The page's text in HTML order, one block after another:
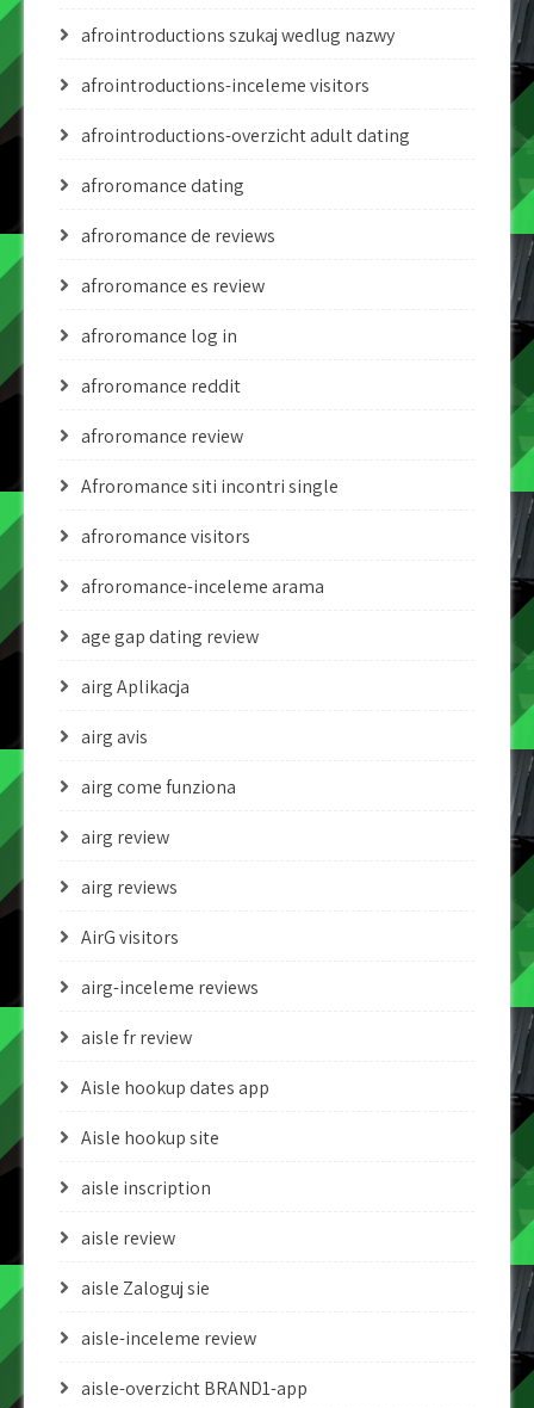
afrointroductions szukaj wedlug nazwy
afrointroductions-inceleme visitors
afrointroductions-overzicht adult dating
afroromance dating
afroromance de reviews
afroromance es review
afroromance log in
afroromance reddit
afroromance review
Afroromance siti incontri single
afroromance visitors
afroromance-inceleme arama
age gap dating review
airg Aplikacja
airg avis
airg come funziona
airg review
airg reviews
AirG visitors
airg-inceleme reviews
aisle fr review
Aisle hookup dates app
Aisle hookup site
aisle inscription
aisle review
aisle Zaloguj sie
aisle-inceleme review
aisle-overzicht BRAND1-app